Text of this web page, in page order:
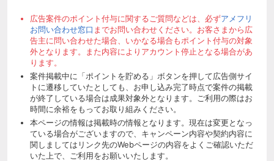
広告案件のポイント付与に関するご質問などは、必ずアメフリ
お問い合わせ窓口 までお問い合わせください。お客さまから広
告主に問い合わせた場合、いかなる場合もポイント付与の対象
外となります。また内容によりアカウント停止となる場合があ
ります。
案件掲載中に「ポイントを貯める」ボタンを押して広告側サイ
トに遷移していたとしても、お申し込み完了時点で案件の掲載
が終了している場合は成果対象外となります。ご利用の際はお
時間に余裕をもってお取り組みください。
本ページの情報は掲載時の情報となります。現在は変更となっ
ている場合がございますので、キャンペーン内容や契約内容に
関しましてはリンク先のWebページの内容をよくご確認いただ
いた上で、ご利用をお願いいたします。